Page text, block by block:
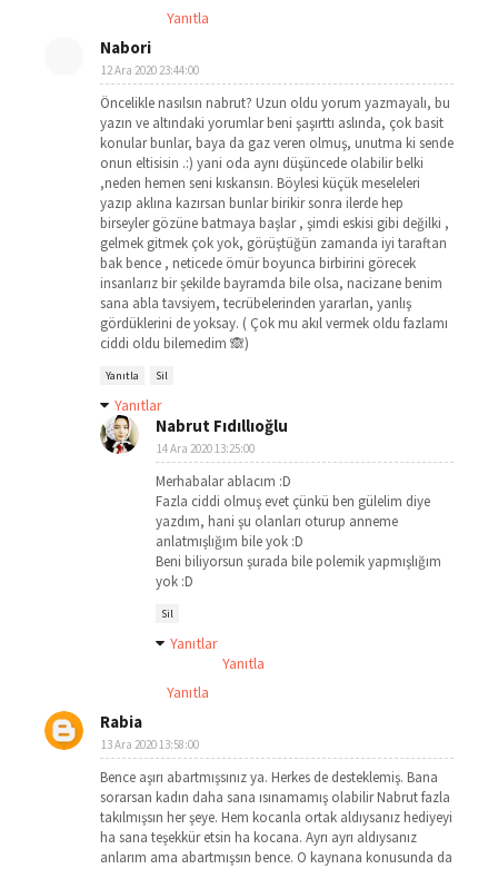
Yanıtla
Nabori
12 Ara 2020 23:44:00
Öncelikle nasılsın nabrut? Uzun oldu yorum yazmayalı, bu
yazın ve altındaki yorumlar beni şaşırttı aslında, çok basit
konular bunlar, baya da gaz veren olmuş, unutma ki sende
onun eltisisin .:) yani oda aynı düşüncede olabilir belki
,neden hemen seni kıskansın. Böylesi küçük meseleleri
yazıp aklına kazırsan bunlar birikir sonra ilerde hep
birseyler gözüne batmaya başlar , şimdi eskisi gibi değilki ,
gelmek gitmek çok yok, görüştüğün zamanda iyi taraftan
bak bence , neticede ömür boyunca birbirini görecek
insanlarız bir şekilde bayramda bile olsa, nacizane benim
sana abla tavsiyem, tecrübelerinden yararlan, yanlış
gördüklerini de yoksay. ( Çok mu akıl vermek oldu fazlamı
ciddi oldu bilemedim 🙈)
Yanıtla Sil
Yanıtlar
Nabrut Fıdıllıoğlu
14 Ara 2020 13:25:00
Merhabalar ablacım :D
Fazla ciddi olmuş evet çünkü ben gülelim diye
yazdım, hani şu olanları oturup anneme
anlatmışlığım bile yok :D
Beni biliyorsun şurada bile polemik yapmışlığım
yok :D
Sil
Yanıtlar
Yanıtla
Yanıtla
Rabia
13 Ara 2020 13:58:00
Bence aşırı abartmışsınız ya. Herkes de desteklemiş. Bana
sorarsan kadın daha sana ısınamamış olabilir Nabrut fazla
takılmışsın her şeye. Hem kocanla ortak aldıysanız hediyeyi
ha sana teşekkür etsin ha kocana. Ayrı ayrı aldıysanız
anlarım ama abartmışsın bence. O kaynana konusunda da